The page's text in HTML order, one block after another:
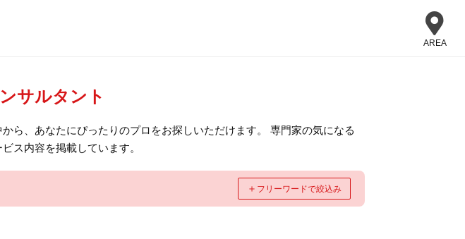
AREA
サルタント
ら、あなたにぴったりのプロをお探しいただけます。 専門家の気になる
ス内容を掲載しています。
＋ フリーワードで絞込み